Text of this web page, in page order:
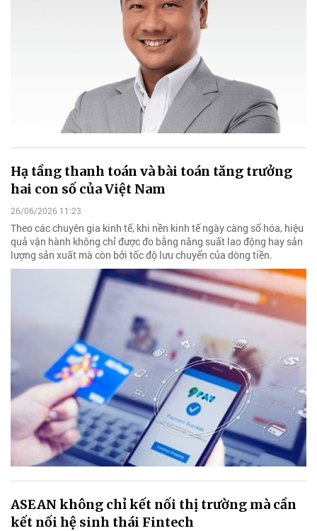
Hạ tầng thanh toán và bài toán tăng trưởng
hai con số của Việt Nam
26/06/2026 11:23
Theo các chuyên gia kinh tế, khi nền kinh tế ngày càng số hóa, hiệu
quả vận hành không chỉ được đo bằng năng suất lao động hay sản
lượng sản xuất mà còn bởi tốc độ lưu chuyển của dòng tiền.
ASEAN không chỉ kết nối thị trường mà cần
kết nối hệ sinh thái Fintech